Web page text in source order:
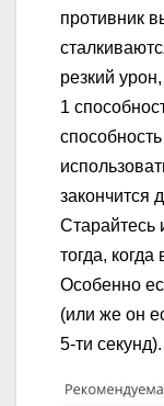
противник
резкий
1
закончится
Старайтесь
тогда,
Особенно
(или же он
5-ти секунд).